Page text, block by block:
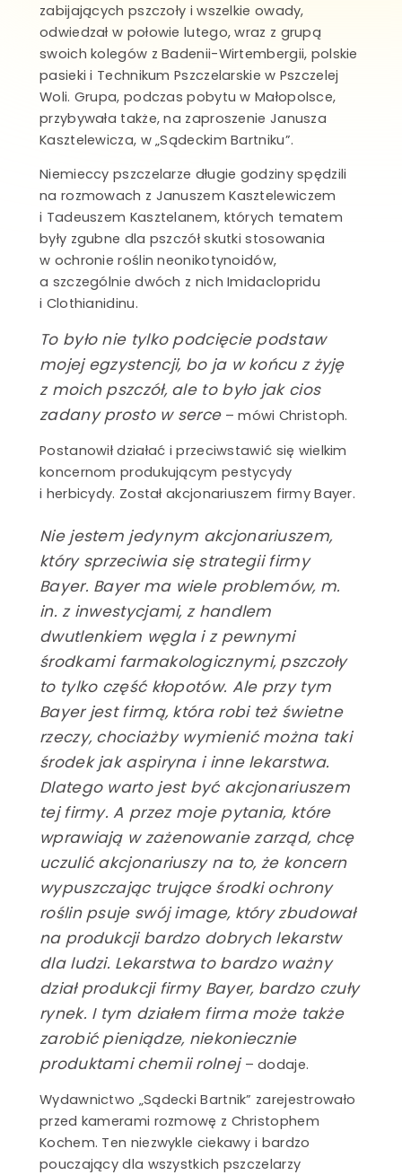
pszczelimi
kwiatowy
pszczelich
zabijających pszczoły i wszelkie owady,
odwiedzał w połowie lutego, wraz z grupą
swoich kolegów z Badenii-Wirtembergii, polskie
pasieki i Technikum Pszczelarskie w Pszczelej
Woli. Grupa, podczas pobytu w Małopolsce,
przybywała także, na zaproszenie Janusza
Kasztelewicza, w „Sądeckim Bartniku”.
Niemieccy pszczelarze długie godziny spędzili
na rozmowach z Januszem Kasztelewiczem
i Tadeuszem Kasztelanem, których tematem
były zgubne dla pszczół skutki stosowania
w ochronie roślin neonikotynoidów,
a szczególnie dwóch z nich Imidaclopridu
i Clothianidinu.
To było nie tylko podcięcie podstaw
mojej egzystencji, bo ja w końcu z żyję
z moich pszczół, ale to było jak cios
zadany prosto w serce– mówi Christoph.
Postanowił działać i przeciwstawić się wielkim
koncernom produkującym pestycydy
i herbicydy. Został akcjonariuszem firmy Bayer.
Nie jestem jedynym akcjonariuszem,
który sprzeciwia się strategii firmy
Bayer. Bayer ma wiele problemów, m.
in. z inwestycjami, z handlem
dwutlenkiem węgla i z pewnymi
środkami farmakologicznymi, pszczoły
to tylko część kłopotów. Ale przy tym
Bayer jest firmą, która robi też świetne
rzeczy, chociażby wymienić można taki
środek jak aspiryna i inne lekarstwa.
Dlatego warto jest być akcjonariuszem
tej firmy. A przez moje pytania, które
wprawiają w zażenowanie zarząd, chcę
uczulić akcjonariuszy na to, że koncern
wypuszczając trujące środki ochrony
roślin psuje swój image, który zbudował
na produkcji bardzo dobrych lekarstw
dla ludzi. Lekarstwa to bardzo ważny
dział produkcji firmy Bayer, bardzo czuły
rynek. I tym działem firma może także
zarobić pieniądze, niekoniecznie
produktami chemii rolnej – dodaje.
Wydawnictwo „Sądecki Bartnik” zarejestrowało
przed kamerami rozmowę z Christophem
Kochem. Ten niezwykle ciekawy i bardzo
pouczający dla wszystkich pszczelarzy